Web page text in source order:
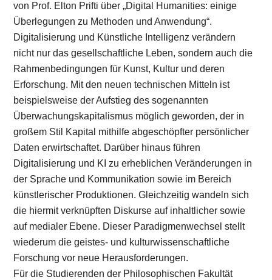
von Prof. Elton Prifti über „Digital Humanities: einige
Überlegungen zu Methoden und Anwendung“.
Digitalisierung und Künstliche Intelligenz verändern
nicht nur das gesellschaftliche Leben, sondern auch die
Rahmenbedingungen für Kunst, Kultur und deren
Erforschung. Mit den neuen technischen Mitteln ist
beispielsweise der Aufstieg des sogenannten
Überwachungskapitalismus möglich geworden, der in
großem Stil Kapital mithilfe abgeschöpfter persönlicher
Daten erwirtschaftet. Darüber hinaus führen
Digitalisierung und KI zu erheblichen Veränderungen in
der Sprache und Kommunikation sowie im Bereich
künstlerischer Produktionen. Gleichzeitig wandeln sich
die hiermit verknüpften Diskurse auf inhaltlicher sowie
auf medialer Ebene. Dieser Paradigmenwechsel stellt
wiederum die geistes- und kulturwissenschaftliche
Forschung vor neue Herausforderungen.
Für die Studierenden der Philosophischen Fakultät